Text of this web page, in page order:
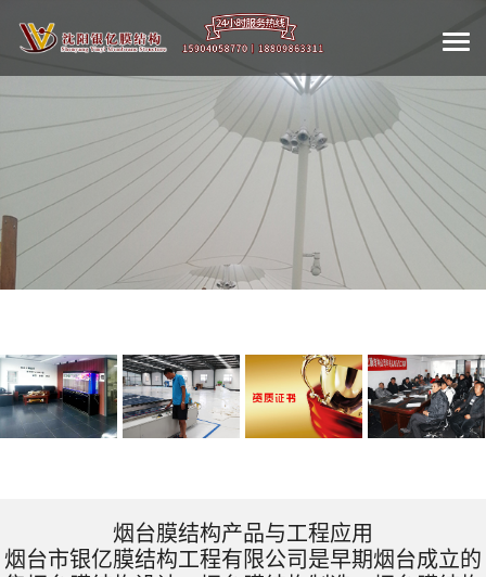
烟台膜结构产品与工程应用
烟台市银亿膜结构工程有限公司是早期烟台成立的